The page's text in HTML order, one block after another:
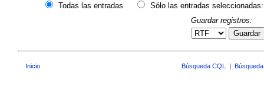
Todas las entradas
Sólo las entradas seleccionadas:
Guardar registros:
Guardar
Inicio Búsqueda CQL